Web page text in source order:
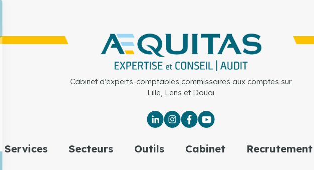
Cabinet d’experts-comptables commissaires aux comptes sur
Lille, Lens et Douai
Services Secteurs Outils Cabinet Recrutement